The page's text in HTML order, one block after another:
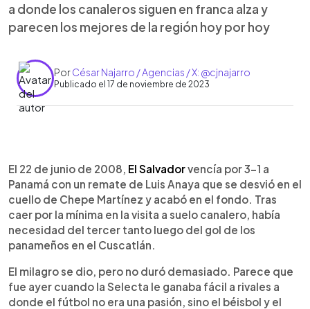
a donde los canaleros siguen en franca alza y
parecen los mejores de la región hoy por hoy
PorCésar Najarro / Agencias / X: @cjnajarro
Publicado el 17 de noviembre de 2023
► Escuchar artículo
El 22 de junio de 2008, El Salvadorvencía por 3-1 a
Panamá con un remate de Luis Anaya que se desvió en el
cuello de Chepe Martínez y acabó en el fondo. Tras
caer por la mínima en la visita a suelo canalero, había
necesidad del tercer tanto luego del gol de los
panameños en el Cuscatlán.
El milagro se dio, pero no duró demasiado. Parece que
fue ayer cuando la Selecta le ganaba fácil a rivales a
donde el fútbol no era una pasión, sino el béisbol y el